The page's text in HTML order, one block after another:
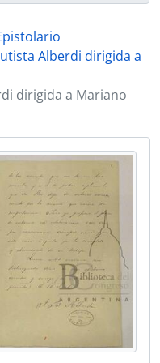
Alberdi dirigida a Rufino de Elizalde]
Alberdi dirigida a Bernabé Lopez]
dirigida a Alfredo Marbais du Graty]
Varela dirigida a Juan María Gutiérrez
Pueyrredón dirigida a Juan María Gutiérrez
Cervantes dirigida a Juan María Gutiérrez
Sastre dirigida a Juan María Gutiérrez
Beeche dirigida a Juan María Gutiérrez
Peña Elisa dirigida a Juan María Gutiérrez
Gutiérrez dirigida a otros destinatarios
Casavalle dirigida a Juan María Gutierrez
Gorostiaga dirigida a Juan María Gutiérrez
von Gülich dirigida a Juan María Gutiérrez
von Gülich dirigida a Juan María Gutiérrez
von Gülich dirigida a Juan María Gutiérrez
Paz dirigida a Juan María Gutiérrez
Arana dirigida a Juan María Gutiérrez
Alberdi dirigida a
dirigida a Mariano